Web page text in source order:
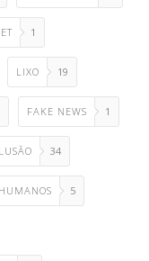
1
LIXO 19
FAKE NEWS 1
34
5